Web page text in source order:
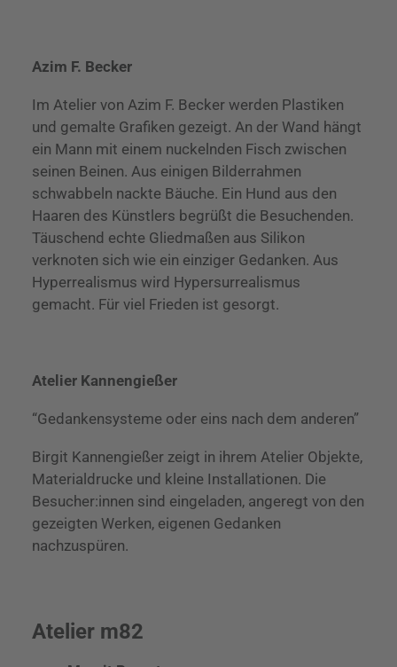
Azim F. Becker
Im Atelier von Azim F. Becker werden Plastiken
und gemalte Grafiken gezeigt. An der Wand hängt
ein Mann mit einem nuckelnden Fisch zwischen
seinen Beinen. Aus einigen Bilderrahmen
schwabbeln nackte Bäuche. Ein Hund aus den
Haaren des Künstlers begrüßt die Besuchenden.
Täuschend echte Gliedmaßen aus Silikon
verknoten sich wie ein einziger Gedanken. Aus
Hyperrealismus wird Hypersurrealismus
gemacht. Für viel Frieden ist gesorgt.
Atelier Kannengießer
“Gedankensysteme oder eins nach dem anderen”
Birgit Kannengießer zeigt in ihrem Atelier Objekte,
Materialdrucke und kleine Installationen. Die
Besucher:innen sind eingeladen, angeregt von den
gezeigten Werken, eigenen Gedanken
nachzuspüren.
Atelier m82